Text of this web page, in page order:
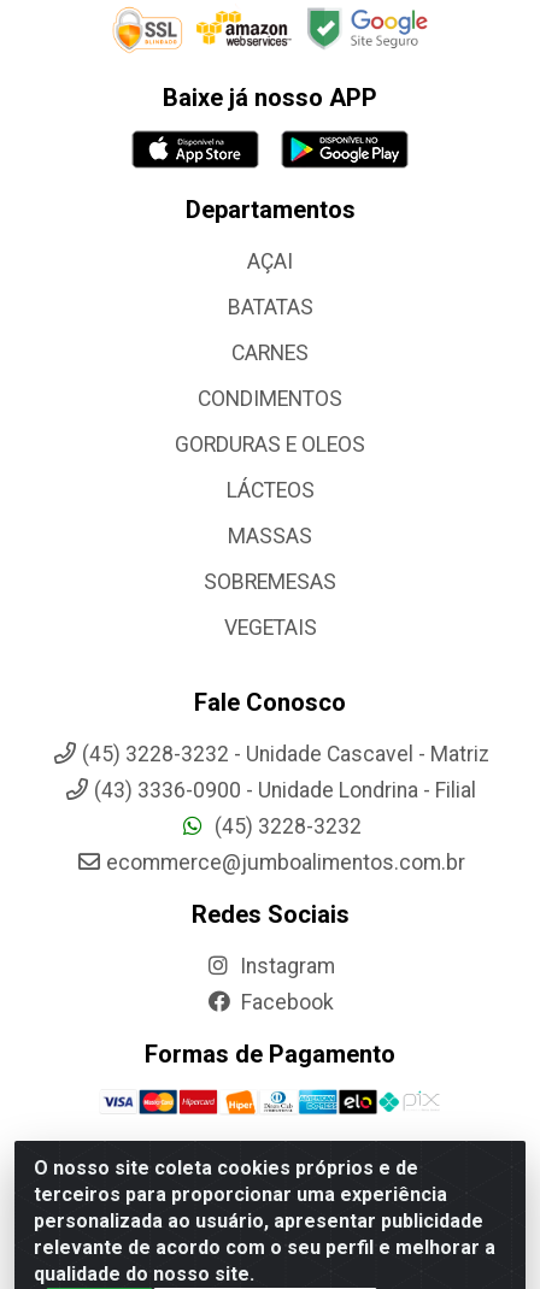
O nosso site coleta cookies próprios e de
terceiros para proporcionar uma experiência
personalizada ao usuário, apresentar publicidade
relevante de acordo com o seu perfil e melhorar a
qualidade do nosso site.
Baixe já nosso APP
Departamentos
AÇAI
BATATAS
CARNES
CONDIMENTOS
GORDURAS E OLEOS
LÁCTEOS
MASSAS
SOBREMESAS
VEGETAIS
Fale Conosco
(45) 3228-3232 - Unidade Cascavel - Matriz
(43) 3336-0900 - Unidade Londrina - Filial
(45) 3228-3232
ecommerce@jumboalimentos.com.br
Redes Sociais
Instagram
Facebook
Formas de Pagamento
Jumbo Alimentos Cascavel - Matriz - Rua Itatiba Do Sul,
161 - Santos Dumont, Cascavel-PR - CEP 85804-700-
CNPJ 85.522.043/0001-90